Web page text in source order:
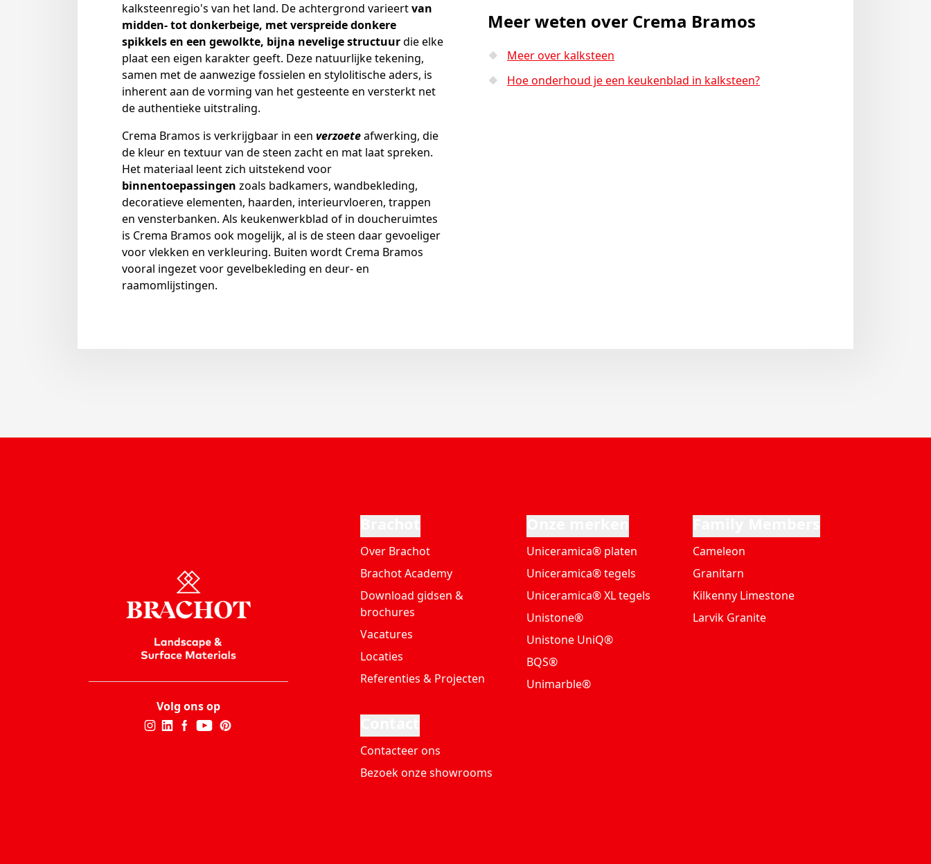
kalksteenregio's van het land. De achtergrond varieertvan
midden- tot donkerbeige, met verspreide donkere
spikkels en een gewolkte, bijna nevelige structuurdie elke
plaat een eigen karakter geeft. Deze natuurlijke tekening,
samen met de aanwezige fossielen en stylolitische aders, is
inherent aan de vorming van het gesteente en versterkt net
de authentieke uitstraling.
Crema Bramos is verkrijgbaar in een verzoeteafwerking, die
de kleur en textuur van de steen zacht en mat laat spreken.
Het materiaal leent zich uitstekend voor
binnentoepassingen zoals badkamers, wandbekleding,
decoratieve elementen, haarden, interieurvloeren, trappen
en vensterbanken. Als keukenwerkblad of in doucheruimtes
is Crema Bramos ook mogelijk, al is de steen daar gevoeliger
voor vlekken en verkleuring. Buiten wordt Crema Bramos
vooral ingezet voor gevelbekleding en deur- en
raamomlijstingen.
Meer weten over Crema Bramos
Meer over kalksteen
Hoe onderhoud je een keukenblad in kalksteen?
Volg ons op
Over Brachot
Brachot Academy
Download gidsen &
brochures
Vacatures
Locaties
Referenties & Projecten
Uniceramica® platen
Uniceramica® tegels
Uniceramica® XL tegels
Unistone®
Unistone UniQ®
BQS®
Unimarble®
Cameleon
Granitarn
Kilkenny Limestone
Larvik Granite
Contacteer ons
Bezoek onze showrooms